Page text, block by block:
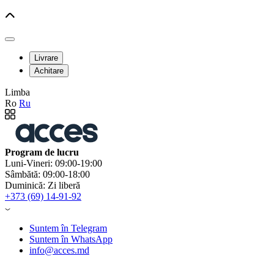
Livrare
Achitare
Limba
Ro Ru
Program de lucru
Luni-Vineri: 09:00-19:00
Sâmbătă: 09:00-18:00
Duminică: Zi liberă
+373 (69) 14-91-92
Suntem în Telegram
Suntem în WhatsApp
info@acces.md